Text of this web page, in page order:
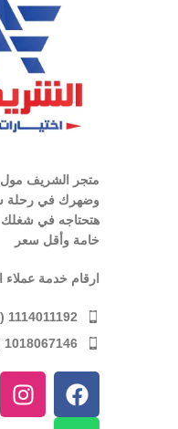
متجر الشريف
وضهرك في رحلة
هتحتاجه في شغلك
خامة وأقل سعر
ارقام خدمة عملاء
1114011192